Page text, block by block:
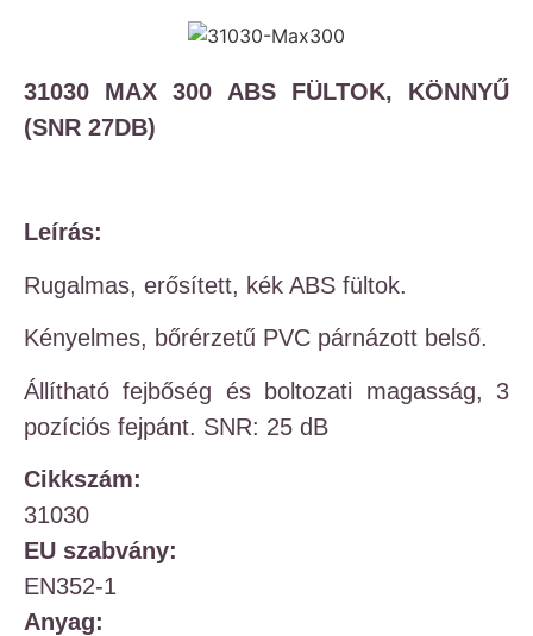
31030 MAX 300 ABS FÜLTOK, KÖNNYŰ
(SNR 27DB)
Leírás:
Rugalmas, erősített, kék ABS fültok.
Kényelmes, bőrérzetű PVC párnázott belső.
Állítható fejbőség és boltozati magasság, 3
pozíciós fejpánt. SNR: 25 dB
Cikkszám:
31030
EU szabvány:
EN352-1
Anyag: